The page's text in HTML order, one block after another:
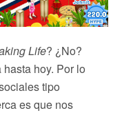
Life? ¿No?
hoy. Por lo
tipo
es que nos